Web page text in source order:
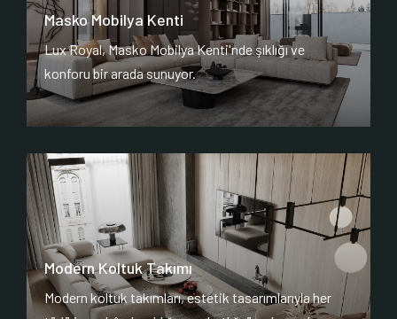
Masko Mobilya Kenti
Lux Royal, Masko Mobilya Kenti'nde şıklığı ve
konforu bir arada sunuyor.
Modern Koltuk Takımı
Modern koltuk takımları, estetik tasarımlarıyla her